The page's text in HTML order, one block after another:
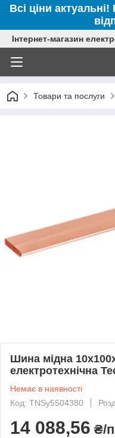
Всі ціни
Інтернет-магазин
Товари та послуги
Шина мідна
електротехнічна
Немає в наявності
Код: TNSy5504380
14 088,56 ₴/